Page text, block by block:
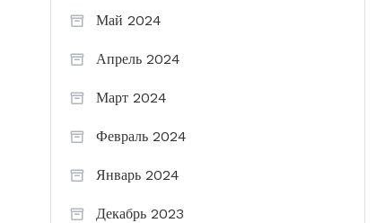
Май 2024
Апрель 2024
Март 2024
Февраль 2024
Январь 2024
Декабрь 2023